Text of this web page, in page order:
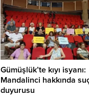
ziyaretleriyle tamamlandı.
Katılımcılara sertifika
belgeleri verildi.
Gümüşlük’te kıyı isyanı:
Mandalinci hakkında
duyurusu